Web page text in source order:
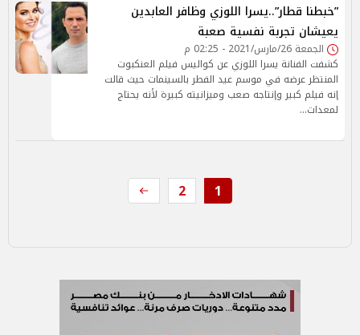
”خبطنا قطار”..يسرا اللوزي وظافر العابدين
يعيشان تجربة نفسية صعبة
الجمعة 26/مارس/2021 - 02:25 م
كشفت الفنانة يسرا اللوزي عن كواليس فيلم العنكبوت
المنتظر عرضه في موسم عيد الفطر بالسينمات حيث قالت
إنه فيلم كبير وإنتاجه صعب وميزانيته كبيرة لأنه يحتاج
لمعدات…
1
2